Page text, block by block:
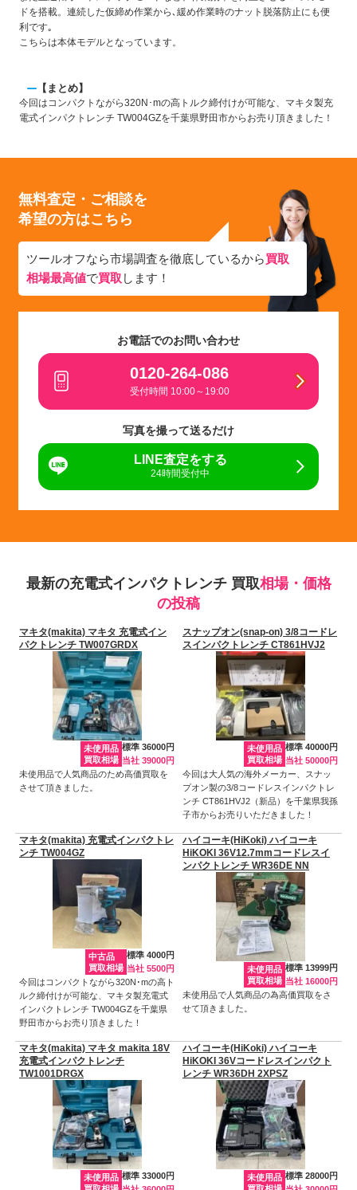
ドを搭載。連続した仮締め作業から､緩め作業時のナット脱落防止にも便
利です｡
こちらは本体モデルとなっています。
【まとめ】
今回はコンパクトながら320N･mの高トルク締付けが可能な、マキタ製充
電式インパクトレンチ TW004GZを千葉県野田市からお売り頂きました！
無料査定・ご相談を
希望の方はこちら
ツールオフなら市場調査を徹底しているから買取
相場最高値で買取 します！
お電話でのお問い合わせ
0120-264-086
受付時間 10:00～19:00
写真を撮って送るだけ
LINE査定をする
24時間受付中
最新の充電式インパクトレンチ 買取相場・価格
の投稿
マキタ(makita) マキタ 充電式イン
パクトレンチ TW007GRDX
未使用品
買取相場
標準 36000円
当社 39000円
未使用品で人気商品のため高価買取を
させて頂きました。
スナップオン(snap-on) 3/8コードレ
スインパクトレンチ CT861HVJ2
未使用品
買取相場
標準 40000円
当社 50000円
今回は大人気の海外メーカー、スナッ
プオン製の3/8コードレスインパクトレ
ンチ CT861HVJ2（新品）を千葉県我孫
子市からお売りいただきました！
マキタ(makita) 充電式インパクトレ
ンチ TW004GZ
中古品
買取相場
標準 4000円
当社 5500円
今回はコンパクトながら320N･mの高ト
ルク締付けが可能な、マキタ製充電式
インパクトレンチ TW004GZを千葉県
野田市からお売り頂きました！
ハイコーキ(HiKoki) ハイコーキ
HiKOKI 36V12.7mmコードレスイ
ンパクトレンチ WR36DE NN
未使用品
買取相場
標準 13999円
当社 16000円
未使用品で人気商品の為高価買取をさ
せて頂きました。
マキタ(makita) マキタ makita 18V
充電式インパクトレンチ
TW1001DRGX
未使用品
買取相場
標準 33000円
ハイコーキ(HiKoki) ハイコーキ
HiKOKI 36Vコードレスインパクト
レンチ WR36DH 2XPSZ
未使用品
買取相場
標準 28000円